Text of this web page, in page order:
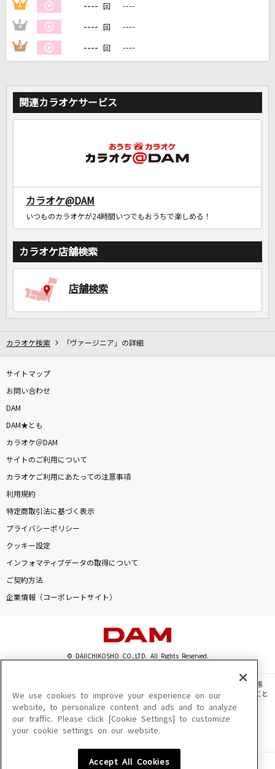
1 ---- 回 ----
2 ---- 回 ----
3 ---- 回 ----
関連カラオケサービス
カラオケ@DAM
いつものカラオケが24時間いつでもおうちで楽しめる！
カラオケ店舗検索
店舗検索
カラオケ検索 「ヴァージニア」の詳細
サイトマップ
お問い合わせ
DAM
DAM★とも
カラオケ＠DAM
サイトのご利用について
カラオケご利用にあたっての注意事項
利用規約
特定商取引法に基づく表示
プライバシーポリシー
クッキー設定
インフォマティブデータの取得について
ご契約方法
企業情報（コーポレートサイト）
© DAIICHIKOSHO CO.,LTD. All Rights Reserved.
このサイトに掲載されている一切の文章・画像・写真・動画・音声等を、手段や形態
を問わず、著作権法の定める範囲を超えて無断で複製、転載、ファイル化などすること
を禁じます。
楽曲及びコンテンツは、機種によりご利用いただけない場合があります。
楽曲及びコンテンツの配信日、配信内容が変更になる場合があります。
We use cookies to improve your experience on our
website, to personalize content and ads and to analyze
our traffic. Please click [Cookie Settings] to customize
your cookie settings on our website.
Accept All Cookies